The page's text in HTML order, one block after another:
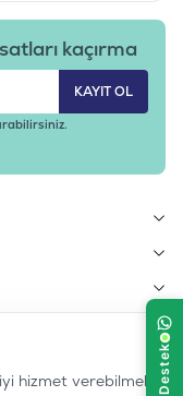
kaçırma
KAYIT OL
hizmet verebilmek